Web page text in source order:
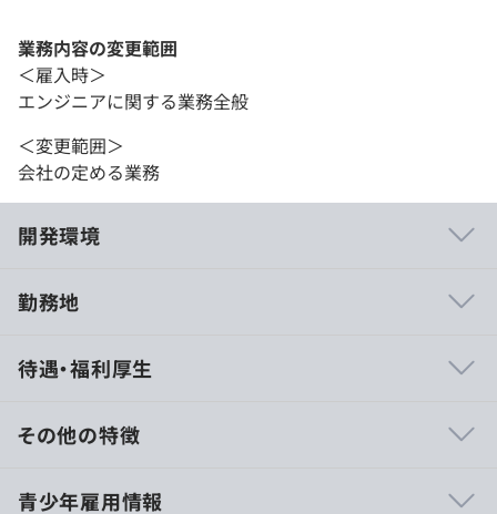
業務内容の変更範囲
＜雇入時＞
エンジニアに関する業務全般
＜変更範囲＞
会社の定める業務
開発環境
■全リソースをAI事業に投資
していきたいと考えています。
そのため、業務プロセスのAIエージェントと生成AIの開発
勤務地
待遇・福利厚生
＜内訳＞
その他の特徴
青少年雇用情報